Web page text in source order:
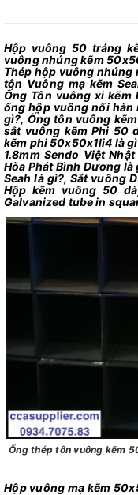
Hộp vuông 50 tráng
vuông nhúng kẽm
Thép hộp vuông nhúng
tôn Vuông mạ kẽm
Ống Tôn vuông xi
ống hộp vuông nối hàn
gì?, Ống tôn vuông
sắt vuông kẽm Phi 50
kẽm phi 50x50x1li4 là
1.8mm Sendo Việt
Hòa Phát Bình Dương
Seah là gì?, Sắt vuông
Hộp kẽm vuông 50
Galvanized tube in
Ống thép tôn vuông kẽm
Hộp vuông mạ kẽm